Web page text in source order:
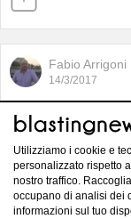
Fabio Arrigoni
14/3/2017
Fernando
sfida a
Utilizziamo i cookie e
personalizzato rispetto
nostro traffico.
occupano di analisi dei
informazioni sul tuo